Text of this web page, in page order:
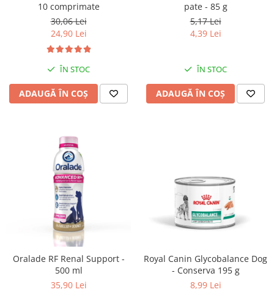
10 comprimate
30,06 Lei
24,90 Lei
ÎN STOC
ADAUGĂ ÎN COȘ
pate - 85 g
5,17 Lei
4,39 Lei
ÎN STOC
ADAUGĂ ÎN COȘ
Oralade RF Renal Support -
500 ml
35,90 Lei
Royal Canin Glycobalance Dog
- Conserva 195 g
8,99 Lei